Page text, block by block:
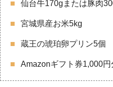
仙台牛170gまたは豚肉
宮城県産お米5kg
蔵王の琥珀卵プリン5個
Amazonギフト券1,000円